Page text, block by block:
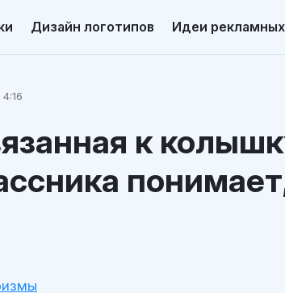
Дизайн логотипов Идеи
к